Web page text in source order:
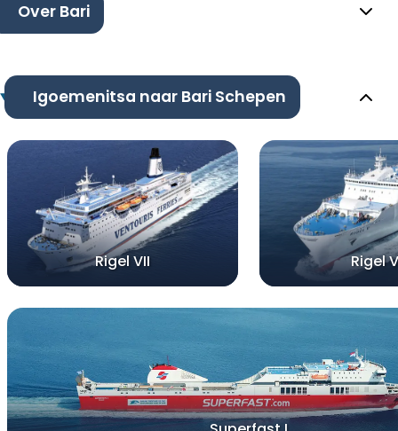
Over Bari
Igoemenitsa naar Bari Schepen
Rigel VII Rigel V